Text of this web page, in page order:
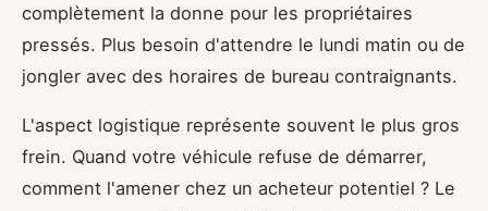
complètement la donne pour les propriétaires
pressés. Plus besoin d'attendre le lundi matin ou de
jongler avec des horaires de bureau contraignants.
L'aspect logistique représente souvent le plus gros
frein. Quand votre véhicule refuse de démarrer,
comment l'amener chez un acheteur potentiel ? Le